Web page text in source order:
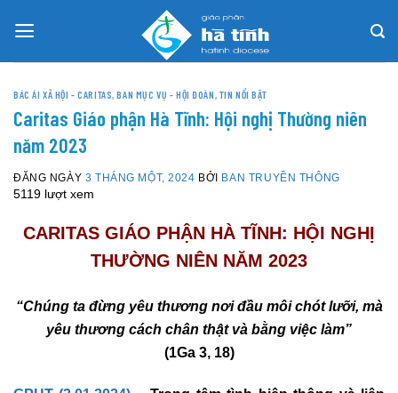
BÁC ÁI XÃ HỘI - CARITAS,BAN MỤC VỤ - HỘI ĐOÀN, TIN NỔI BẬT
Caritas Giáo phận Hà Tĩnh: Hội nghị Thường niên
năm 2023
ĐĂNG NGÀY 3 THÁNG MỘT, 2024 BỞI BAN TRUYỀN THÔNG
5119 lượt xem
CARITAS GIÁO PHẬN HÀ TĨNH: HỘI NGHỊ
THƯỜNG NIÊN NĂM 2023
“Chúng ta đừng yêu thương nơi đầu môi chót lưỡi, mà
yêu thương cách chân thật và bằng việc làm”
(1Ga 3, 18)